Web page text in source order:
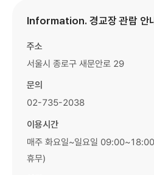
Information. 경교장 관람 안
주소
서울시 종로구 새문안로 29
문의
02-735-2038
이용시간
매주 화요일~일요일
휴무)